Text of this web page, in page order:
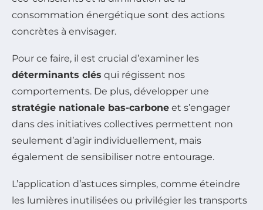
consommation énergétique sont des actions
concrètes à envisager.
Pour ce faire, il est crucial d’examiner les
déterminants clés qui régissent nos
comportements. De plus, développer une
stratégie nationale bas-carbone et s’engager
dans des initiatives collectives permettent non
seulement d’agir individuellement, mais
également de sensibiliser notre entourage.
L’application d’astuces simples, comme éteindre
les lumières inutilisées ou privilégier les transports